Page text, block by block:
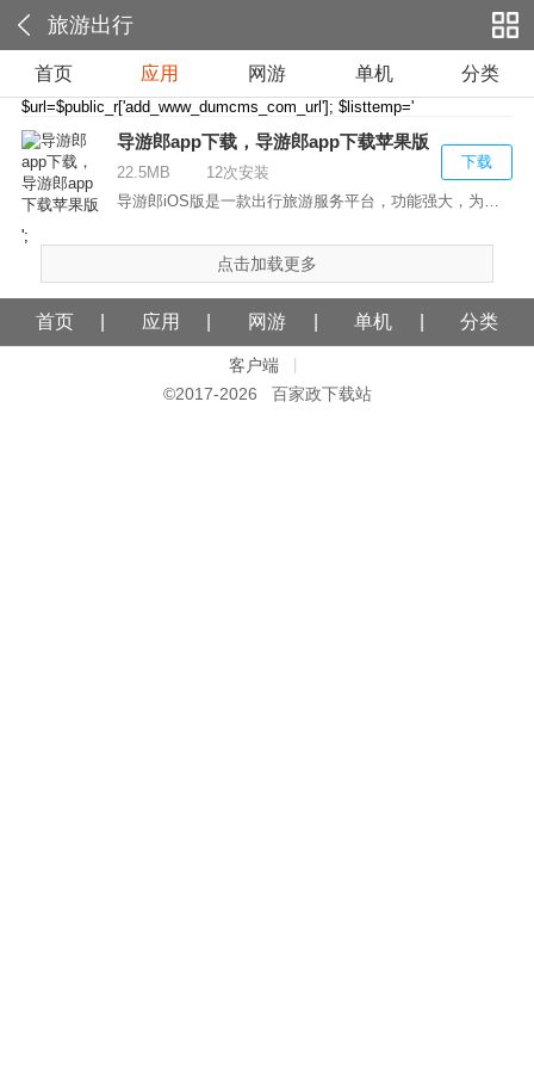
旅游出行
首页 应用 网游 单机 分类
$url=$public_r['add_www_dumcms_com_url']; $listtemp='
导游郎app下载，导游郎app下载苹果版
22.5MB
12次安装
导游郎iOS版是一款出行旅游服务平台，功能强大，为您...
下载
';
点击加载更多
首页 应用 网游 单机 分类
客户端
©2017-2026 百家政下载站